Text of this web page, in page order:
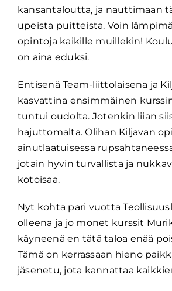
kansantaloutta, ja nauttimaan
upeista puitteista. Voin
opintoja kaikille muillekin!
on aina eduksi.
Entisenä Team-liittolaisena ja
kasvattina ensimmäinen
tuntui oudolta. Jotenkin liian
hajuttomalta. Olihan Kiljavan
ainutlaatuisessa
jotain hyvin turvallista ja
kotoisaa.
Nyt kohta pari vuotta
olleena ja jo monet kurssit
käyneenä en tätä taloa enää
Tämä on kerrassaan hieno
jäsenetu, jota kannattaa